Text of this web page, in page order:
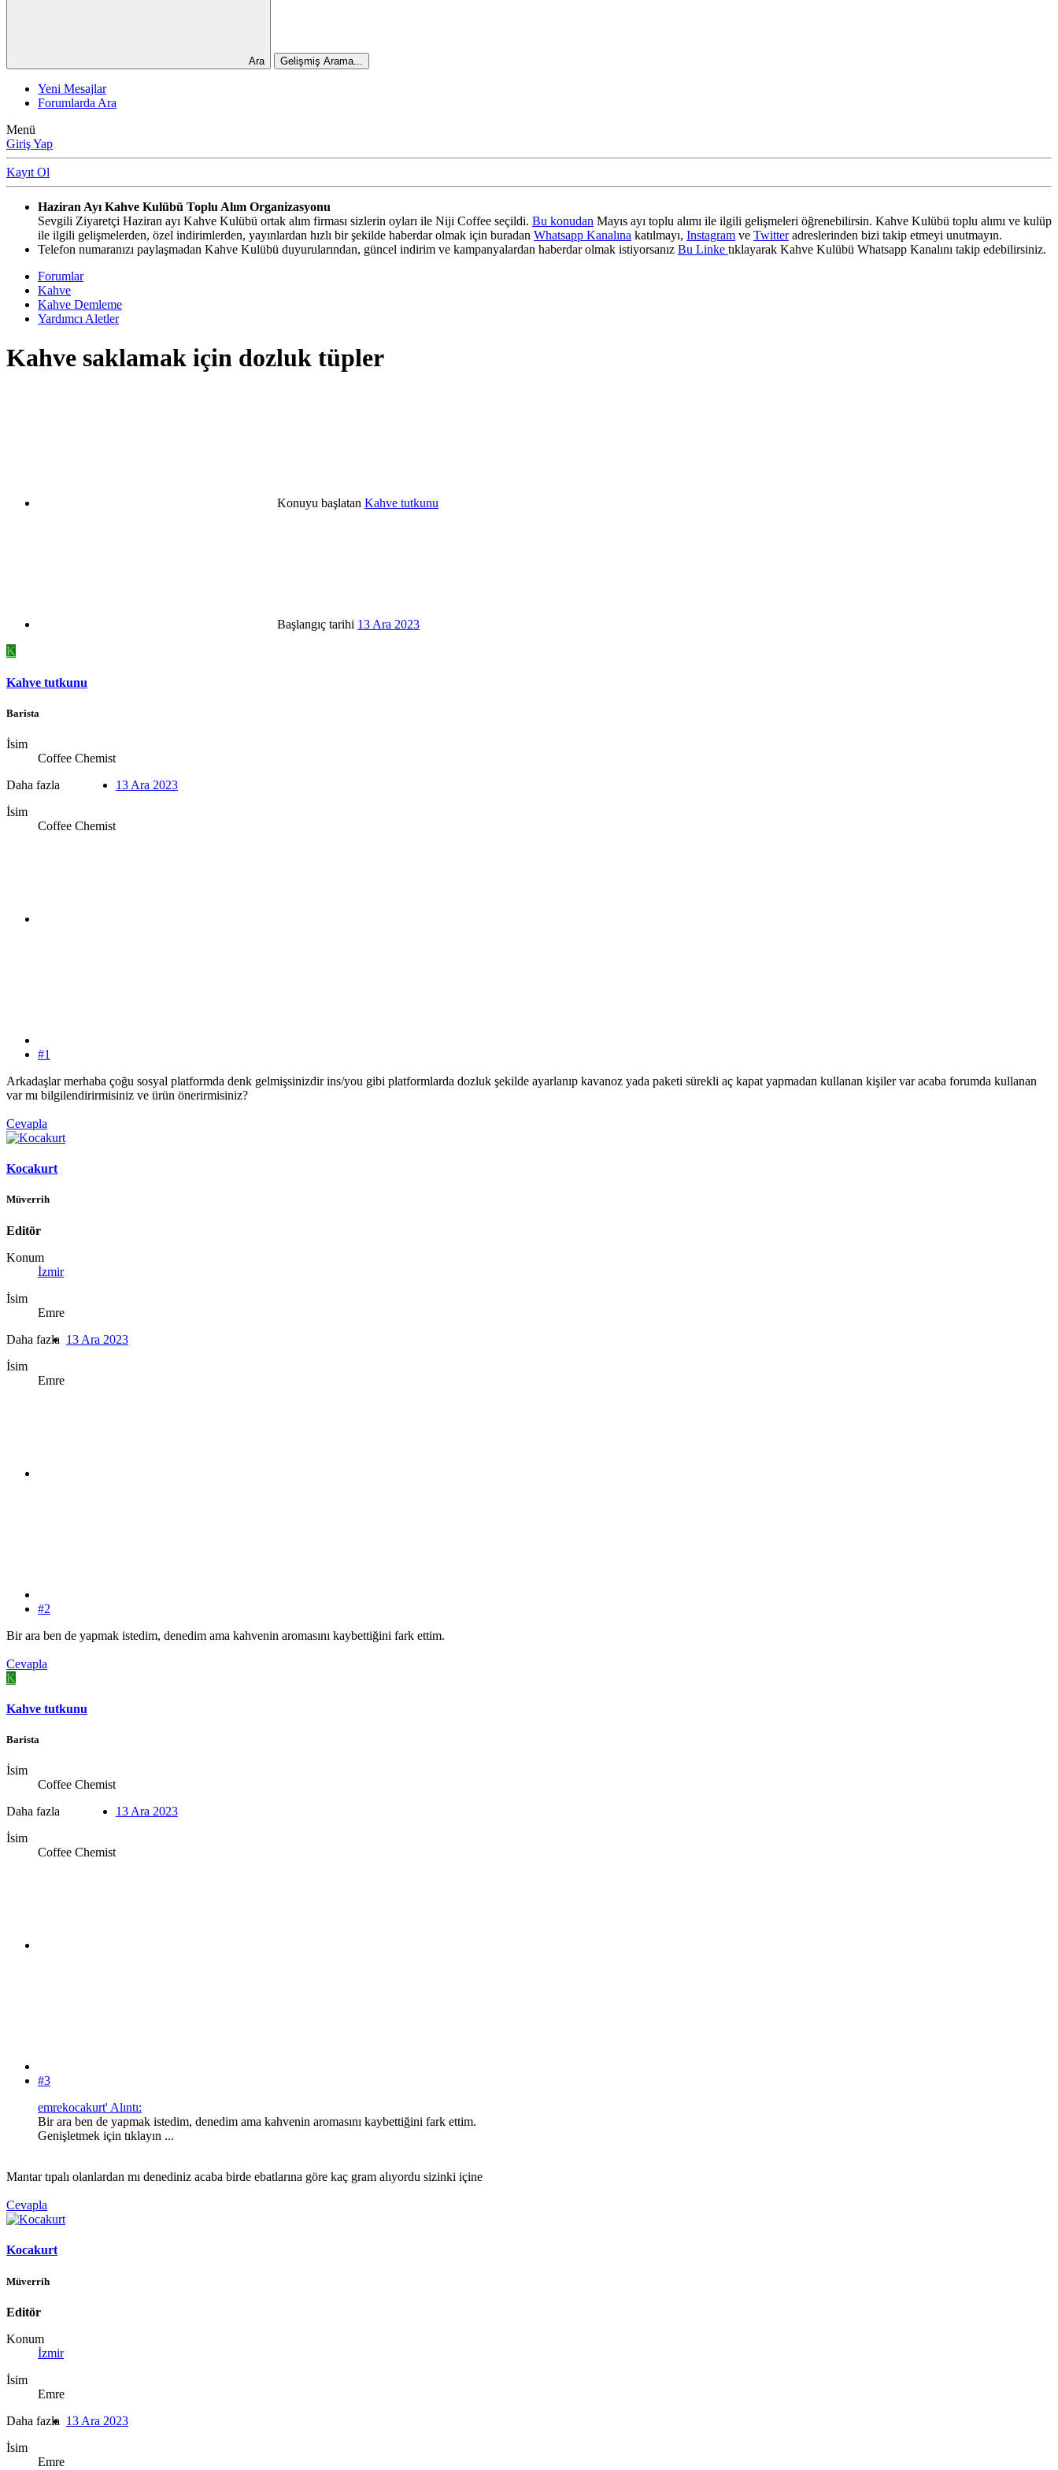
Ara Gelişmiş Arama...
Yeni Mesajlar
Forumlarda Ara
Menü
Giriş Yap
Kayıt Ol
Haziran Ayı Kahve Kulübü Toplu Alım Organizasyonu
Sevgili Ziyaretçi Haziran ayı Kahve Kulübü ortak alım firması sizlerin oyları ile Niji Coffee seçildi. Bu konudan Mayıs ayı toplu alımı ile ilgili gelişmeleri öğrenebilirsin. Kahve Kulübü toplu alımı ve kulüp
ile ilgili gelişmelerden, özel indirimlerden, yayınlardan hızlı bir şekilde haberdar olmak için buradan Whatsapp Kanalına katılmayı, Instagram ve Twitteradreslerinden bizi takip etmeyi unutmayın.
Telefon numaranızı paylaşmadan Kahve Kulübü duyurularından, güncel indirim ve kampanyalardan haberdar olmak istiyorsanız Bu Linke tıklayarak Kahve Kulübü Whatsapp Kanalını takip edebilirsiniz.
Forumlar
Kahve
Kahve Demleme
Yardımcı Aletler
Kahve saklamak için dozluk tüpler
Konuyu başlatan Kahve tutkunu
Başlangıç tarihi 13 Ara 2023
K
Kahve tutkunu
Barista
İsim
Coffee Chemist
Daha fazla
İsim
Coffee Chemist
13 Ara 2023
#1
Arkadaşlar merhaba çoğu sosyal platformda denk gelmişsinizdir ins/you gibi platformlarda dozluk şekilde ayarlanıp kavanoz yada paketi sürekli aç kapat yapmadan kullanan kişiler var acaba forumda kullanan
var mı bilgilendirirmisiniz ve ürün önerirmisiniz?
Cevapla
Kocakurt
Müverrih
Editör
Konum
İzmir
İsim
Emre
Daha fazla
İsim
Emre
13 Ara 2023
#2
Bir ara ben de yapmak istedim, denedim ama kahvenin aromasını kaybettiğini fark ettim.
Cevapla
K
Kahve tutkunu
Barista
İsim
Coffee Chemist
Daha fazla
İsim
Coffee Chemist
13 Ara 2023
#3
emrekocakurt' Alıntı:
Bir ara ben de yapmak istedim, denedim ama kahvenin aromasını kaybettiğini fark ettim.
Genişletmek için tıklayın ...
Mantar tıpalı olanlardan mı denediniz acaba birde ebatlarına göre kaç gram alıyordu sizinki içine
Cevapla
Kocakurt
Müverrih
Editör
Konum
İzmir
İsim
Emre
Daha fazla
İsim
Emre
13 Ara 2023